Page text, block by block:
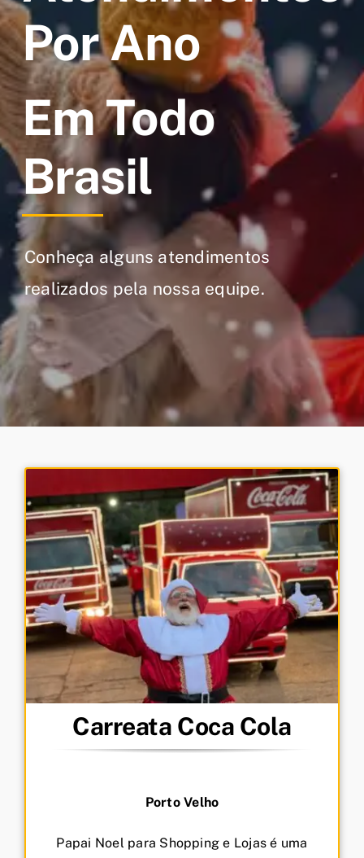
Por Ano
Em Todo
Brasil
Conheça alguns atendimentos
realizados pela nossa equipe.
Carreata Coca Cola
Porto Velho
Papai Noel para Shopping e Lojas é uma